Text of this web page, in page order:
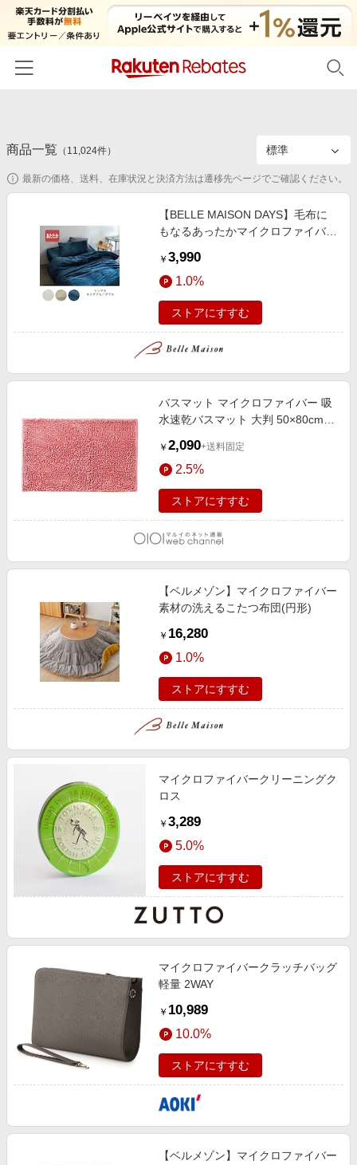
カテゴリー一覧
百貨店・総合ECモール
ファッション・インナー・小物
食品・スイーツ・お酒
日用品・キッチン用品
コスメ・健康・医薬品
インテリア・寝具
ペット・花・DIY・車
旅行・レジャー・ホテル予約
金融・マネー・保険
イベント一覧
初回購入者限定特典
対象ストア新規限定特典
新着ストアのご紹介
楽天サービス特集
わくわく夏特集
50万ポイント山分けキャンペーン
とことん買い物チャレンジ
Apple公式サイト×楽天カード分割払い
Samsung ボーナスキャンペーン
週末の高還元 夏の長期版
友達紹介
楽天IDでログイン/会員登録
商品一覧 （ 11,024件）
最新の価格、送料、在庫状況と決済方法は遷移先ページでご確認ください。
【BELLE MAISON DAYS】毛布に
もなるあったかマイクロファイバー
￥ 3,990
1.0%
ストアにすすむ
バスマット マイクロファイバー 吸
水速乾バスマット 大判 50×80cm
￥ 2,090+送料固定
2.5%
ストアにすすむ
【ベルメゾン】マイクロファイバー
素材の洗えるこたつ布団(円形)
￥ 16,280
1.0%
ストアにすすむ
マイクロファイバークリーニングク
ロス
￥ 3,289
5.0%
ストアにすすむ
マイクロファイバークラッチバッグ
軽量 2WAY
￥ 10,989
10.0%
ストアにすすむ
【ベルメゾン】マイクロファイバー